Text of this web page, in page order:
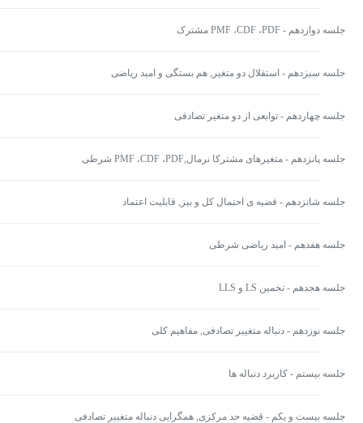
جلسه دوازدهم - PMF ،CDF ،PDF مشترک
جلسه سیزدهم - استقلال دو متغیر, هم بستگی و امید ریاضی
جلسه چهاردهم - توابعی از دو متغیر تصادفی
جلسه پانزدهم - متغیرهای مشترکا نرمال,PMF ،CDF ،PDF شرطی
جلسه شانزدهم - قضیه ی احتمال کل و بیز, قابلیت اعتماد
جلسه هفدهم - امید ریاضی شرطی
جلسه هجدهم - تخمین LS و LLS
جلسه نوزدهم - دنباله متغییر تصادفی, مفاهیم کلی
جلسه بیستم - کاربرد دنباله ها
جلسه بیست و یکم - قضیه حد مرکزی, همگرایی دنباله متغییر تصادفی